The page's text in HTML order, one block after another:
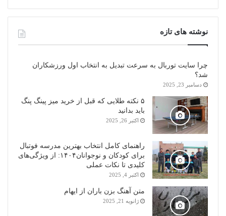
نوشته های تازه
چرا سایت توربال به ‌سرعت تبدیل به انتخاب اول ورزشکاران
شد؟
دسامبر 23, 2025
۵ نکته طلایی که قبل از خرید میز پینگ پنگ
باید بدانید
اکتبر 26, 2025
راهنمای کامل انتخاب بهترین مدرسه فوتبال
برای کودکان و نوجوانان۱۴۰۴: از ویژگی‌های
کلیدی تا نکات عملی
اکتبر 4, 2025
متن آهنگ بزن باران از ایهام
ژانویه 21, 2025